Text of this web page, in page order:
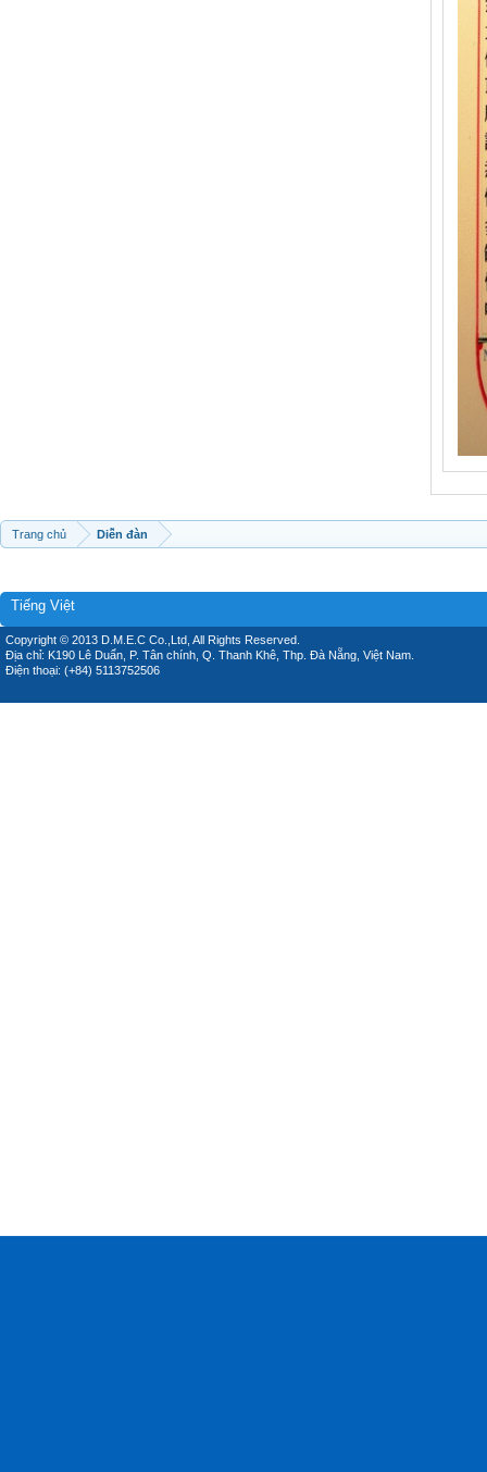
Trang chủ Diễn đàn
Tiếng Việt
Copyright © 2013 D.M.E.C Co.,Ltd, All Rights Reserved.
Địa chỉ: K190 Lê Duẩn, P. Tân chính, Q. Thanh Khê, Thp. Đà Nẵng, Việt Nam.
Điện thoại: (+84) 5113752506